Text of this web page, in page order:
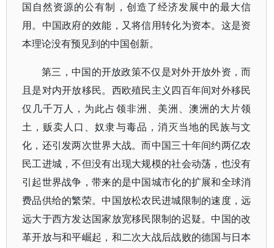
国自然资源的公有制，创造了经济发展中的最大信
用。中国政府的效能，又将信用转化为资本。这是资
本理论没有预见到的中国创新。
第三，中国的开放政策不仅是对外开放外资，而
且是对内开放移民。西欧殖民主义四百年间对外移民
仅几千万人，为此占领非洲、美洲、澳洲的大片领
土，贩卖人口、奴隶与毒品，消灭当地的民族与文
化，还引发两次世界大战。而中国三十年间约两亿农
民工进城，不但没有出现大规模的社会动荡，也没有
引起世界战争，带来的是中国城市化的扩展和全球消
费品供给的繁荣。中国放松农民进城限制的速度，远
远大于西方发达国家放宽移民限制的迟疑。中国的改
革开放与和平崛起，和二次大战后战败的德国与日本